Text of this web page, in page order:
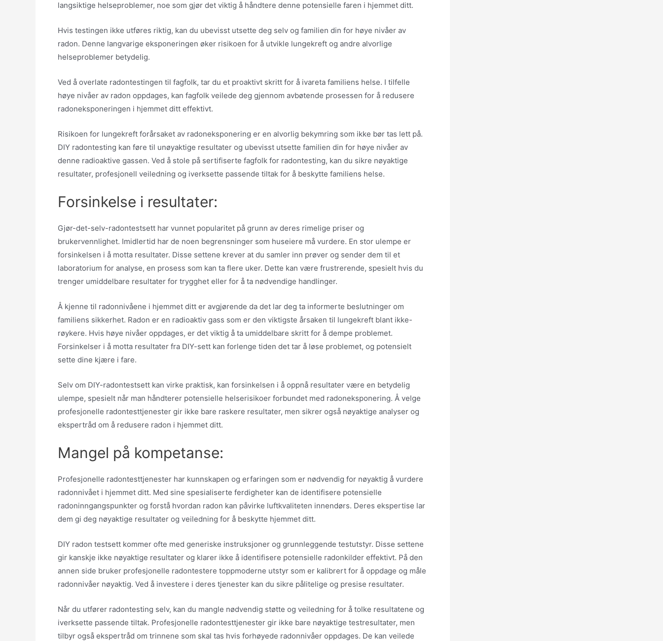
langsiktige helseproblemer, noe som gjør det viktig å håndtere denne potensielle faren i hjemmet ditt.
Hvis testingen ikke utføres riktig, kan du ubevisst utsette deg selv og familien din for høye nivåer av
radon. Denne langvarige eksponeringen øker risikoen for å utvikle lungekreft og andre alvorlige
helseproblemer betydelig.
Ved å overlate radontestingen til fagfolk, tar du et proaktivt skritt for å ivareta familiens helse. I tilfelle
høye nivåer av radon oppdages, kan fagfolk veilede deg gjennom avbøtende prosessen for å redusere
radoneksponeringen i hjemmet ditt effektivt.
Risikoen for lungekreft forårsaket av radoneksponering er en alvorlig bekymring som ikke bør tas lett på.
DIY radontesting kan føre til unøyaktige resultater og ubevisst utsette familien din for høye nivåer av
denne radioaktive gassen. Ved å stole på sertifiserte fagfolk for radontesting, kan du sikre nøyaktige
resultater, profesjonell veiledning og iverksette passende tiltak for å beskytte familiens helse.
Forsinkelse i resultater:
Gjør-det-selv-radontestsett har vunnet popularitet på grunn av deres rimelige priser og
brukervennlighet. Imidlertid har de noen begrensninger som huseiere må vurdere. En stor ulempe er
forsinkelsen i å motta resultater. Disse settene krever at du samler inn prøver og sender dem til et
laboratorium for analyse, en prosess som kan ta flere uker. Dette kan være frustrerende, spesielt hvis du
trenger umiddelbare resultater for trygghet eller for å ta nødvendige handlinger.
Å kjenne til radonnivåene i hjemmet ditt er avgjørende da det lar deg ta informerte beslutninger om
familiens sikkerhet. Radon er en radioaktiv gass som er den viktigste årsaken til lungekreft blant ikke-
røykere. Hvis høye nivåer oppdages, er det viktig å ta umiddelbare skritt for å dempe problemet.
Forsinkelser i å motta resultater fra DIY-sett kan forlenge tiden det tar å løse problemet, og potensielt
sette dine kjære i fare.
Selv om DIY-radontestsett kan virke praktisk, kan forsinkelsen i å oppnå resultater være en betydelig
ulempe, spesielt når man håndterer potensielle helserisikoer forbundet med radoneksponering. Å velge
profesjonelle radontesttjenester gir ikke bare raskere resultater, men sikrer også nøyaktige analyser og
ekspertråd om å redusere radon i hjemmet ditt.
Mangel på kompetanse:
Profesjonelle radontesttjenester har kunnskapen og erfaringen som er nødvendig for nøyaktig å vurdere
radonnivået i hjemmet ditt. Med sine spesialiserte ferdigheter kan de identifisere potensielle
radoninngangspunkter og forstå hvordan radon kan påvirke luftkvaliteten innendørs. Deres ekspertise lar
dem gi deg nøyaktige resultater og veiledning for å beskytte hjemmet ditt.
DIY radon testsett kommer ofte med generiske instruksjoner og grunnleggende testutstyr. Disse settene
gir kanskje ikke nøyaktige resultater og klarer ikke å identifisere potensielle radonkilder effektivt. På den
annen side bruker profesjonelle radontestere toppmoderne utstyr som er kalibrert for å oppdage og måle
radonnivåer nøyaktig. Ved å investere i deres tjenester kan du sikre pålitelige og presise resultater.
Når du utfører radontesting selv, kan du mangle nødvendig støtte og veiledning for å tolke resultatene og
iverksette passende tiltak. Profesjonelle radontesttjenester gir ikke bare nøyaktige testresultater, men
tilbyr også ekspertråd om trinnene som skal tas hvis forhøyede radonnivåer oppdages. De kan veilede